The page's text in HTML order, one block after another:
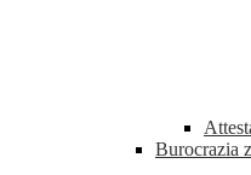
Burocrazia